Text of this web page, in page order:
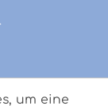
um eine